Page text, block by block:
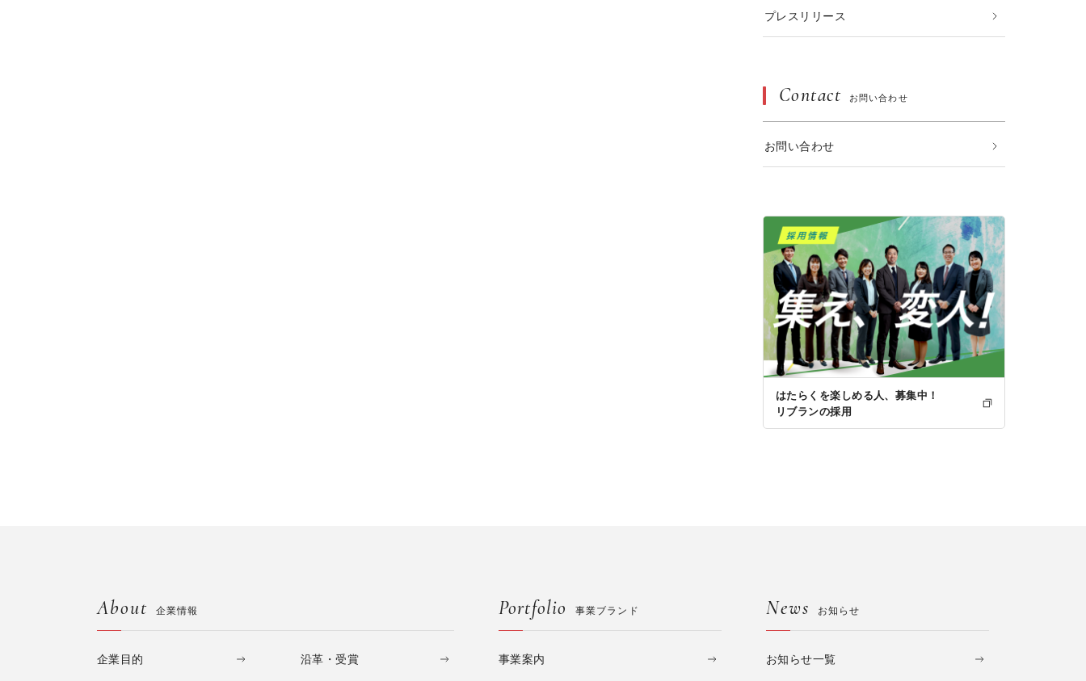
プレスリリース
Contact お問い合わせ
お問い合わせ
はたらくを楽しめる人、募集中！
リブランの採用
About 企業情報
企業目的 沿革・受賞
Portfolio 事業ブランド
事業案内
News お知らせ
お知らせ一覧